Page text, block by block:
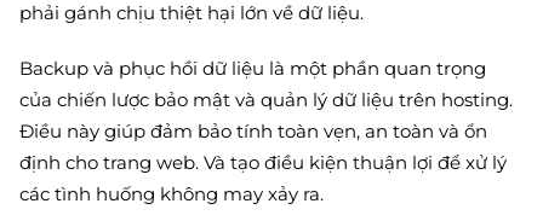
phải gánh chịu thiệt hại lớn về dữ liệu.
Backup và phục hồi dữ liệu là một phần quan trọng
của chiến lược bảo mật và quản lý dữ liệu trên hosting.
Điều này giúp đảm bảo tính toàn vẹn, an toàn và ổn
định cho trang web. Và tạo điều kiện thuận lợi để xử lý
các tình huống không may xảy ra.